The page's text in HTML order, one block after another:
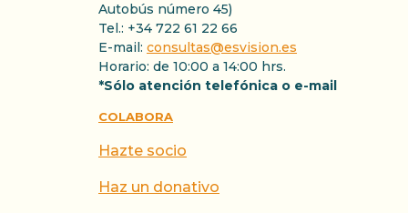
Autobús número 45)
Tel.: +34 722 61 22 66
E-mail: consultas@esvision.es
Horario: de 10:00 a 14:00 hrs.
*Sólo atención telefónica o e-mail
COLABORA
Hazte socio
Haz un donativo